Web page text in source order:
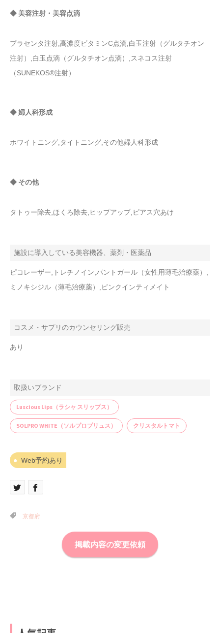
◆ 美容注射・美容点滴
プラセンタ注射,高濃度ビタミンC点滴,白玉注射（グルタチオン
注射）,白玉点滴（グルタチオン点滴）,スネコス注射
（SUNEKOS®注射）
◆ 婦人科形成
ホワイトニング,タイトニング,その他婦人科形成
◆ その他
タトゥー除去,ほくろ除去,ヒップアップ,ピアス穴あけ
施設に導入している美容機器、薬剤・医薬品
ピコレーザー,トレチノイン,パントガール（女性用薄毛治療薬）,
ミノキシジル（薄毛治療薬）,ピンクインティメイト
コスメ・サプリのカウンセリング販売
あり
取扱いブランド
Luscious Lips（ラシャ スリップス）
SOLPRO WHITE（ソルプロプリュス） クリスタルトマト
Web予約あり
京都府
掲載内容の変更依頼